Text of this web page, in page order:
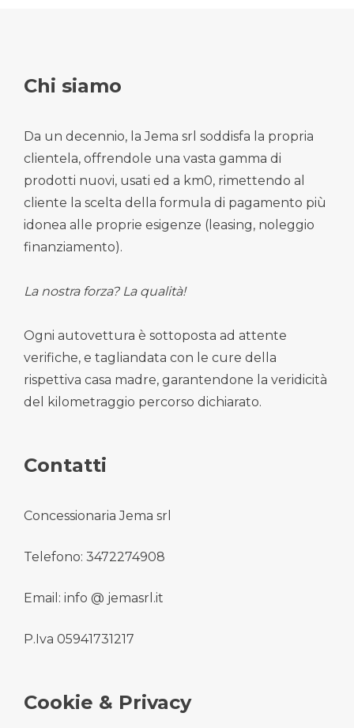
Chi siamo
Da un decennio, la Jema srl soddisfa la propria
clientela, offrendole una vasta gamma di
prodotti nuovi, usati ed a km0, rimettendo al
cliente la scelta della formula di pagamento più
idonea alle proprie esigenze (leasing, noleggio
finanziamento).
La nostra forza? La qualità!
Ogni autovettura è sottoposta ad attente
verifiche, e tagliandata con le cure della
rispettiva casa madre, garantendone la veridicità
del kilometraggio percorso dichiarato.
Contatti
Concessionaria Jema srl
Telefono: 3472274908
Email: info @ jemasrl.it
P.Iva 05941731217
Cookie & Privacy